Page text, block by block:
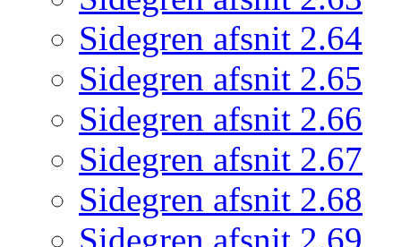
Sidegren afsnit 2.64
Sidegren afsnit 2.65
Sidegren afsnit 2.66
Sidegren afsnit 2.67
Sidegren afsnit 2.68
Sidegren afsnit 2.69